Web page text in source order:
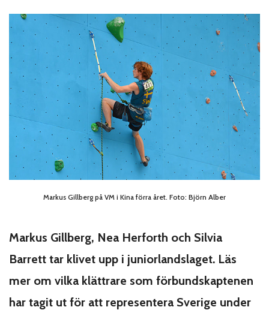
Markus Gillberg på VM i Kina förra året. Foto: Björn Alber
Markus Gillberg, Nea Herforth och Silvia
Barrett tar klivet upp i juniorlandslaget. Läs
mer om vilka klättrare som förbundskaptenen
har tagit ut för att representera Sverige under